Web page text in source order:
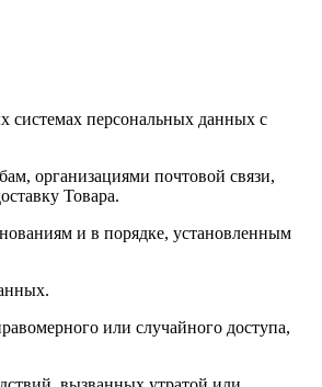
системах персональных данных с
организациями почтовой связи,
Товара.
и в порядке, установленным
или случайного доступа,